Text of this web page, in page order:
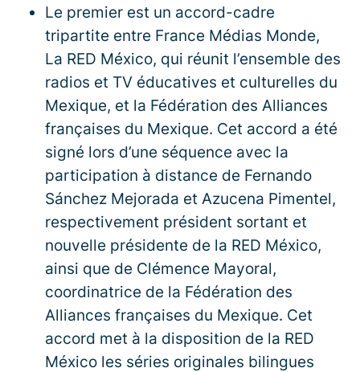
Le premier est un accord-cadre
tripartite entre France Médias Monde,
La RED México, qui réunit l’ensemble des
radios et TV éducatives et culturelles du
Mexique, et la Fédération des Alliances
françaises du Mexique. Cet accord a été
signé lors d’une séquence avec la
participation à distance de Fernando
Sánchez Mejorada et Azucena Pimentel,
respectivement président sortant et
nouvelle présidente de la RED México,
ainsi que de Clémence Mayoral,
coordinatrice de la Fédération des
Alliances françaises du Mexique. Cet
accord met à la disposition de la RED
México les séries originales bilingues